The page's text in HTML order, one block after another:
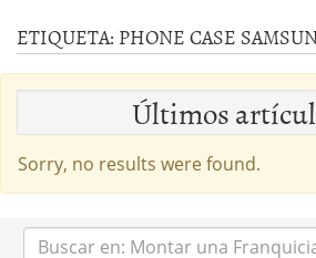
ETIQUETA: PHONE CASE
Últimos
Sorry, no results were found.
Buscar